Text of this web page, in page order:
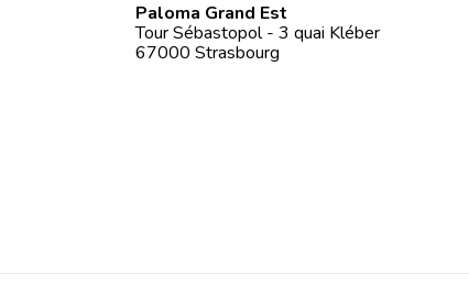
Paloma Grand Est
Tour Sébastopol - 3 quai Kléber
67000 Strasbourg